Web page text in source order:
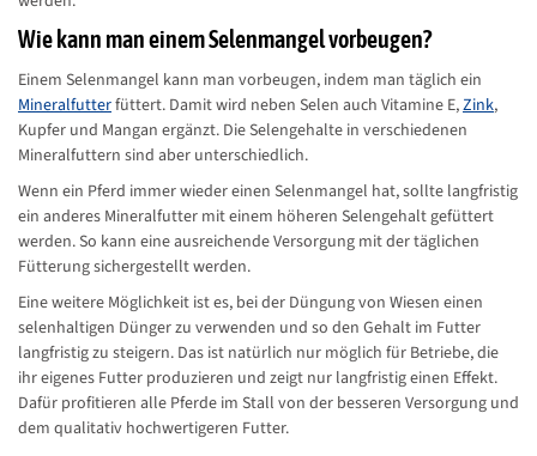
Wie kann man einem Selenmangel vorbeugen?
Einem Selenmangel kann man vorbeugen, indem man täglich ein
Mineralfutterfüttert. Damit wird neben Selen auch Vitamine E,Zink,
Kupfer und Mangan ergänzt. Die Selengehalte in verschiedenen
Mineralfuttern sind aber unterschiedlich.
Wenn ein Pferd immer wieder einen Selenmangel hat, sollte langfristig
ein anderes Mineralfutter mit einem höheren Selengehalt gefüttert
werden. So kann eine ausreichende Versorgung mit der täglichen
Fütterung sichergestellt werden.
Eine weitere Möglichkeit ist es, bei der Düngung von Wiesen einen
selenhaltigen Dünger zu verwenden und so den Gehalt im Futter
langfristig zu steigern. Das ist natürlich nur möglich für Betriebe, die
ihr eigenes Futter produzieren und zeigt nur langfristig einen Effekt.
Dafür profitieren alle Pferde im Stall von der besseren Versorgung und
dem qualitativ hochwertigeren Futter.